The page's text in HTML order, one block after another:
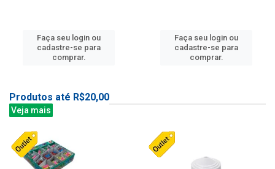
Faça seu login ou
cadastre-se para
comprar.
Faça seu login ou
cadastre-se para
comprar.
Produtos até R$20,00
Veja mais